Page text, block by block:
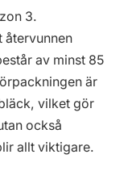
3.
återvunnen
av minst 85
är
vilket gör
också
allt viktigare.